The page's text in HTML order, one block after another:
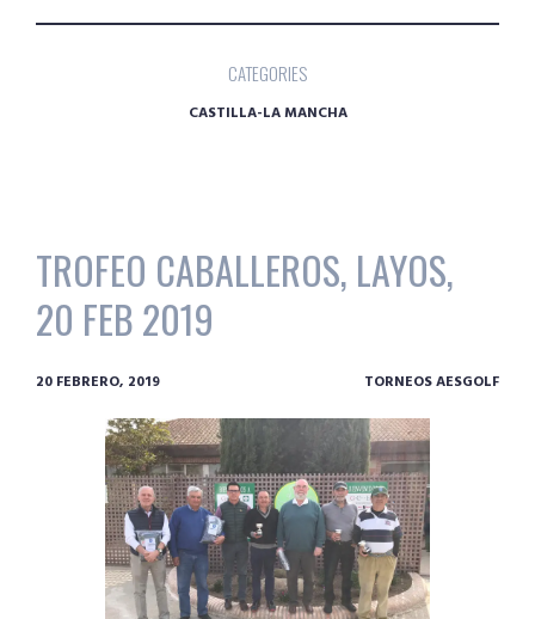
CATEGORIES
CASTILLA-LA MANCHA
TROFEO CABALLEROS, LAYOS,
20 FEB 2019
20 FEBRERO, 2019 TORNEOS AESGOLF